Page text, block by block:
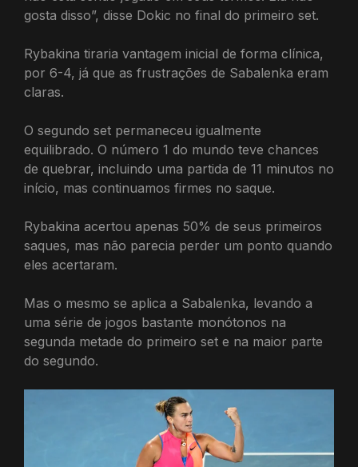
gosta disso”, disse Dokic no final do primeiro set.
Rybakina tiraria vantagem inicial de forma clínica,
por 6-4, já que as frustrações de Sabalenka eram
claras.
O segundo set permaneceu igualmente
equilibrado. O número 1 do mundo teve chances
de quebrar, incluindo uma partida de 11 minutos no
início, mas continuamos firmes no saque.
Rybakina acertou apenas 50% de seus primeiros
saques, mas não parecia perder um ponto quando
eles acertaram.
Mas o mesmo se aplica a Sabalenka, levando a
uma série de jogos bastante monótonos na
segunda metade do primeiro set e na maior parte
do segundo.